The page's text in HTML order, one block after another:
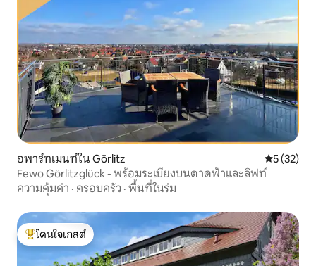
อพาร์ทเมนท์ใน Görlitz คะแนนเฉลี่
5 (32)
Fewo Görlitzglück - พร้อมระเบียงบนดาดฟ้าและลิฟท์
ความคุ้มค่า · ครอบครัว · พื้นที่ในร่ม
โดนใจเกสต์ที่สุด
โดนใจเกสต์